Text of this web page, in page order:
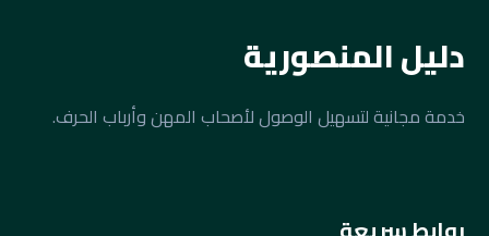
دليل المنصورية
خدمة مجانية لتسهيل الوصول لأصحاب المهن وأرباب الحرف.